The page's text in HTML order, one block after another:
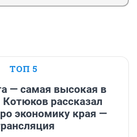
ТОП 5
— самая высокая в
рассказал
экономику края —